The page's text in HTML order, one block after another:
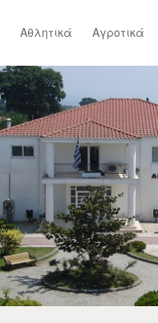
Αθλητικά Αγροτικά